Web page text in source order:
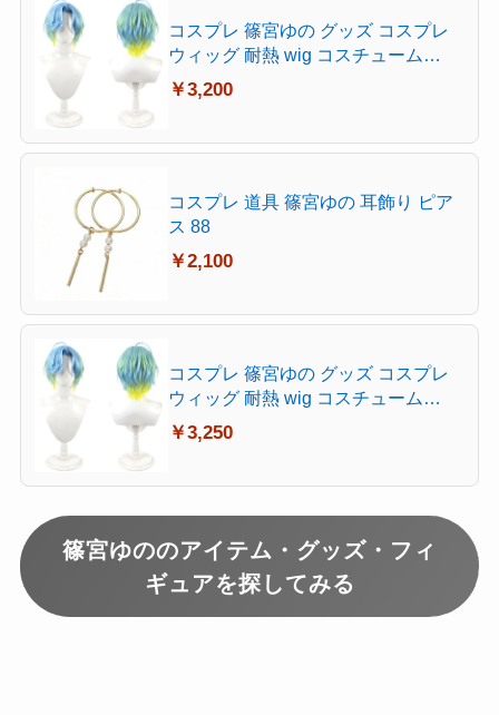
コスプレ 篠宮ゆの グッズ コスプレ
ウィッグ 耐熱 wig コスチューム
Cosplay
￥3,200
コスプレ 道具 篠宮ゆの 耳飾り ピア
ス 88
￥2,100
コスプレ 篠宮ゆの グッズ コスプレ
ウィッグ 耐熱 wig コスチューム
Cosplay お祭り
￥3,250
篠宮ゆののアイテム・グッズ・フィ
ギュアを探してみる